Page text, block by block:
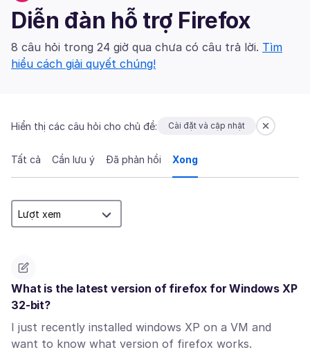
Diễn đàn hỗ trợ Firefox
8 câu hỏi trong 24 giờ qua chưa có câu trả lời. Tìm
hiểu cách giải quyết chúng!
Hiển thị các câu hỏi cho chủ đề: Cài đặt và cập nhật
Tất cả Cần lưu ý Đã phản hồi Xong
What is the latest version of firefox for Windows XP
32-bit?
I just recently installed windows XP on a VM and
want to know what version of firefox works.